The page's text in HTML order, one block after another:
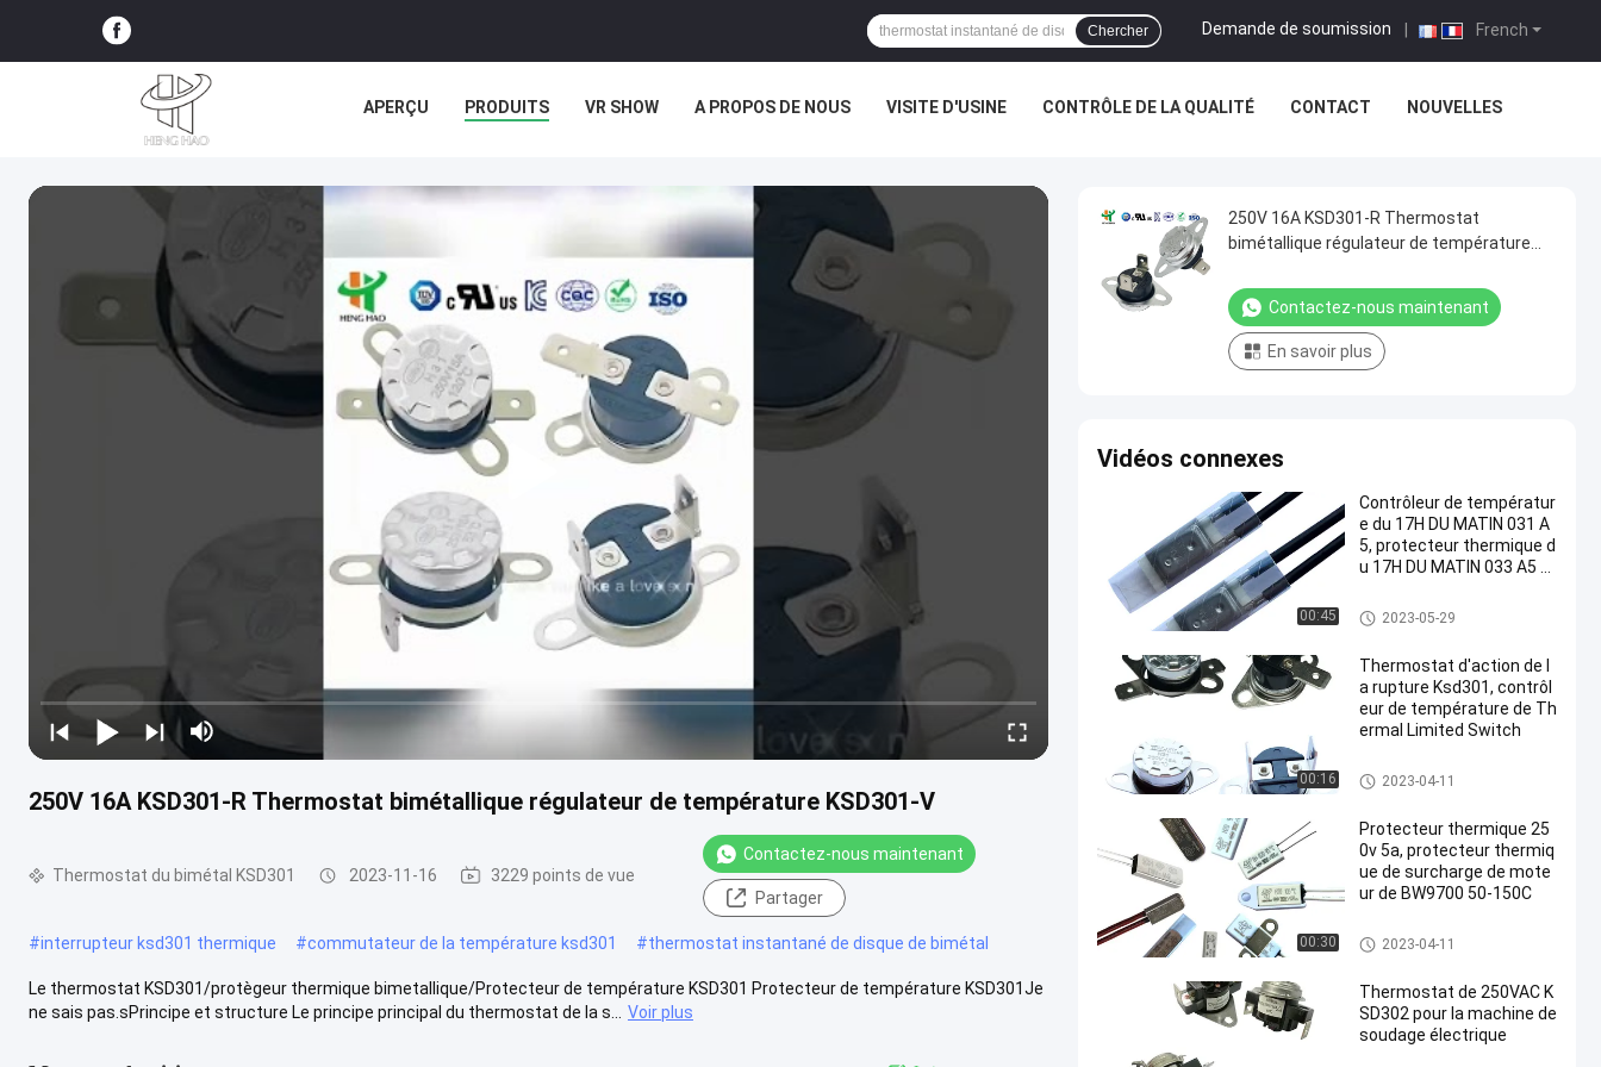
French
Demande de soumission
Chercher
APERÇU PRODUITS VR SHOW A PROPOS DE NOUS VISITE D'USINE CONTRÔLE DE LA QUALITÉ CONTACT NOUVELLES
250V 16A KSD301-R Thermostat bimétallique régulateur de température KSD301-V
Thermostat du bimétal KSD301 2023-11-16 3229 points de vue
Contactez-nous maintenant
Partager
#interrupteur ksd301 thermique #commutateur de la température ksd301 #thermostat instantané de disque de bimétal
Le thermostat KSD301/protègeur thermique bimetallique/Protecteur de température KSD301 Protecteur de température KSD301Je
ne sais pas.sPrincipe et structure Le principe principal du thermostat de la s...
Voir plus
250V 16A KSD301-R Thermostat
bimétallique régulateur de température
Contactez-nous maintenant
En savoir plus
Vidéos connexes
00:45
Contrôleur de températur
e du 17H DU MATIN 031 A
5, protecteur thermique d
u 17H DU MATIN 033 A5 d
protecteur de courant ascenda
nt de 17h du matin
2023-05-29
00:16
Thermostat d'action de l
a rupture Ksd301, contrôl
eur de température de Th
ermal Limited Switch
Thermostat du bimétal KSD30
1
2023-04-11
00:30
Protecteur thermique 25
0v 5a, protecteur thermiq
ue de surcharge de mote
ur de BW9700 50-150C
Thermostat du bimétal KSD30
1
2023-04-11
Thermostat de 250VAC K
SD302 pour la machine de
soudage électrique